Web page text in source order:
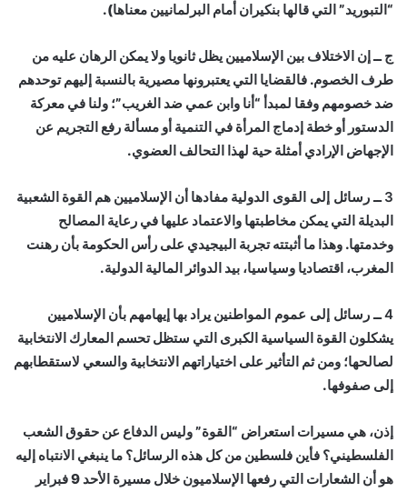
“التبوريد” التي قالها بنكيران أمام البرلمانيين معناها).
ج ــإن الاختلاف بين الإسلاميين يظل ثانويا ولا يمكن الرهان عليه من
طرف الخصوم. فالقضايا التي يعتبرونها مصيرية بالنسبة إليهم توحدهم
ضد خصومهم وفقا لمبدأ “أنا وابن عمي ضد الغريب”؛ ولنا في معركة
الدستور أو خطة إدماج المرأة في التنمية أو مسألة رفع التجريم عن
الإجهاض الإرادي أمثلة حية لهذا التحالف العضوي.
3 ــ رسائل إلى القوى الدولية
مفادها أن الإسلاميين هم القوة الشعبية
البديلة التي يمكن مخاطبتها والاعتماد عليها في رعاية المصالح
وخدمتها. وهذا ما أثبتته تجربة البيجيدي على رأس الحكومة بأن رهنت
المغرب، اقتصاديا وسياسيا، بيد الدوائر المالية الدولية.
4 ــ رسائل إلى عموم المواطنين
يراد بها إيهامهم بأن الإسلاميين
يشكلون القوة السياسية الكبرى التي ستظل تحسم المعارك الانتخابية
لصالحها؛ ومن ثم التأثير على اختياراتهم الانتخابية والسعي لاستقطابهم
إلى صفوفها.
إذن، هي مسيرات استعراض “القوة” وليس الدفاع عن حقوق الشعب
الفلسطيني؟ فأين فلسطين من كل هذه الرسائل؟ ما ينبغي الانتباه إليه
هو أن الشعارات التي رفعها الإسلاميون خلال مسيرة الأحد 9 فبراير